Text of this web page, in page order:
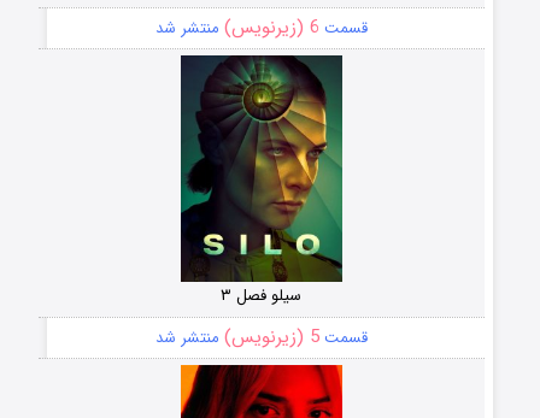
قسمت 6 (زیرنویس) منتشر شد
سیلو فصل ۳
قسمت5 (زیرنویس) منتشر شد